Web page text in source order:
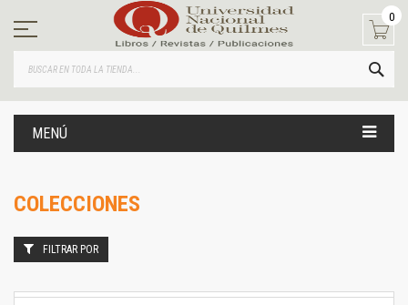
contenido
0
MENÚ
COLECCIONES
FILTRAR POR